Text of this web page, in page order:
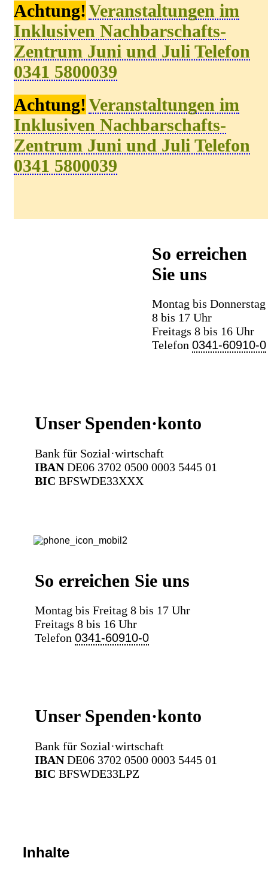
Achtung!Veranstaltungen im
Inklusiven Nachbarschafts-
Zentrum Juni und Juli Telefon
0341 5800039
Achtung!Veranstaltungen im
Inklusiven Nachbarschafts-
Zentrum Juni und Juli Telefon
0341 5800039
So erreichen
Sie uns
Montag bis Donnerstag
8 bis 17 Uhr
Freitags 8 bis 16 Uhr
Telefon 0341-60910-0
Unser Spenden·konto
Bank für Sozial·wirtschaft
IBANDE06 3702 0500 0003 5445 01
BIC BFSWDE33XXX
So erreichen Sie uns
Montag bis Freitag 8 bis 17 Uhr
Freitags 8 bis 16 Uhr
Telefon 0341-60910-0
Unser Spenden·konto
Bank für Sozial·wirtschaft
IBANDE06 3702 0500 0003 5445 01
BIC BFSWDE33LPZ
Inhalte